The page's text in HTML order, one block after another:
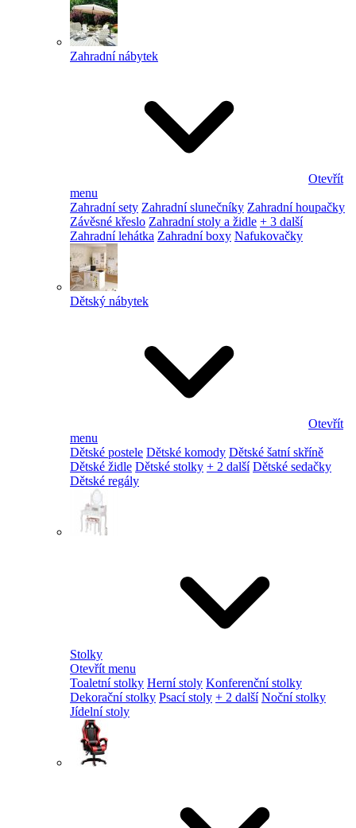
Zahradní nábytek
Otevřít
menu
Zahradní sety Zahradní slunečníky Zahradní houpačky
Závěsné křeslo Zahradní stoly a židle + 3 další
Zahradní lehátka Zahradní boxy Nafukovačky
Dětský nábytek
Otevřít
menu
Dětské postele Dětské komody Dětské šatní skříně
Dětské židle Dětské stolky + 2 další Dětské sedačky
Dětské regály
Stolky
Otevřít menu
Toaletní stolky Herní stoly Konferenční stolky
Dekorační stolky Psací stoly + 2 další Noční stolky
Jídelní stoly